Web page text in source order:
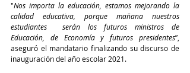
"Nos importa la educación, estamos mejorando la
calidad educativa, porque mañana nuestros
estudiantes  serán los futuros ministros de
Educación, de Economía y futuros presidentes”,
aseguró el mandatario finalizando su discurso de
inauguración del año escolar 2021.